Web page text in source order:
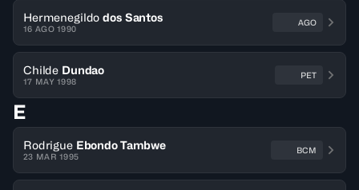
Hermenegildo dos Santos
16 AGO 1990
AGO
Childe Dundao
17 MAY 1998
PET
E
Rodrigue Ebondo Tambwe
23 MAR 1995
BCM